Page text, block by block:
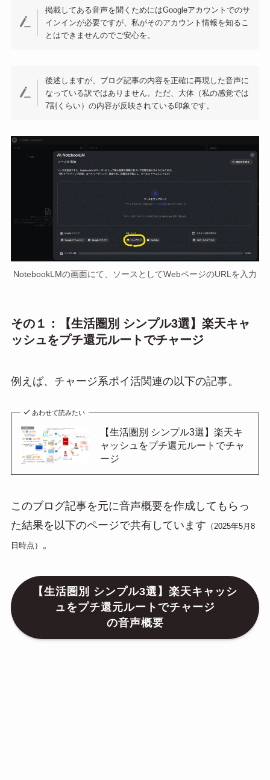
掲載してある音声を聞くためにはGoogleアカウントでのサ
インインが必要ですが、私がそのアカウント情報を知るこ
とはできませんのでご安心を。
後述しますが、ブログ記事の内容を正確に再現した音声に
なっている訳ではありません。ただ、大体（私の感覚では
7割くらい）の内容が反映されている印象です。
NotebookLMの画面にて、ソースとしてWebページのURLを入力
その１：【生活圏別 シンプル3選】楽天キャ
ッシュをプチ還元ルートでチャージ
例えば、チャージ系ポイ活関連の以下の記事。
あわせて読みたい
【生活圏別 シンプル3選】楽天キ
ャッシュをプチ還元ルートでチャ
ージ
このブログ記事を元に音声概要を作成してもらっ
た結果を以下のページで共有しています （2025年5月8
日時点） 。
【生活圏別 シンプル3選】楽天キャッシ
ュをプチ還元ルートでチャージ
の音声概要